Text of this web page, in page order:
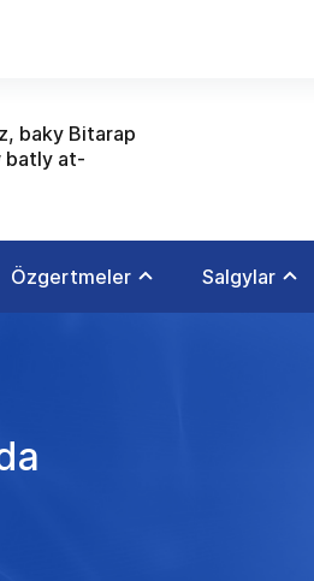
baky Bitarap
batly at-
Özgertmeler Salgylar